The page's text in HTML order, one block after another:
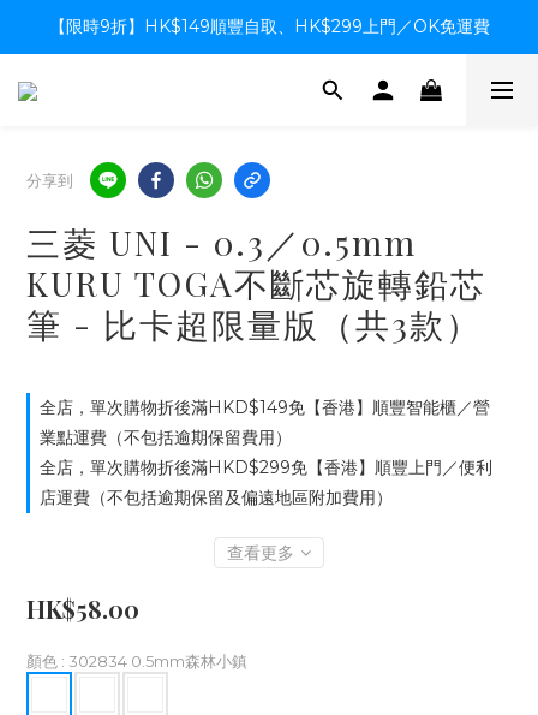
【限時9折】HK$149順豐自取、HK$299上門／OK免運費
【限時9折】HK$149順豐自取、HK$299上門／OK免運費
支付系統升級中，暫停信用卡支付至8月中，造成不便感謝諒解
分享到
三菱 UNI - 0.3／0.5mm
KURU TOGA不斷芯旋轉鉛芯
筆 - 比卡超限量版（共3款）
全店，單次購物折後滿HKD$149免【香港】順豐智能櫃／營
業點運費（不包括逾期保留費用）
全店，單次購物折後滿HKD$299免【香港】順豐上門／便利
店運費（不包括逾期保留及偏遠地區附加費用）
查看更多
HK$58.00
顏色 : 302834 0.5mm森林小鎮